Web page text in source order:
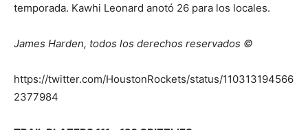
temporada. Kawhi Leonard anotó 26 para los locales.
James Harden, todos los derechos reservados ©
https://twitter.com/HoustonRockets/status/110313194566
2377984